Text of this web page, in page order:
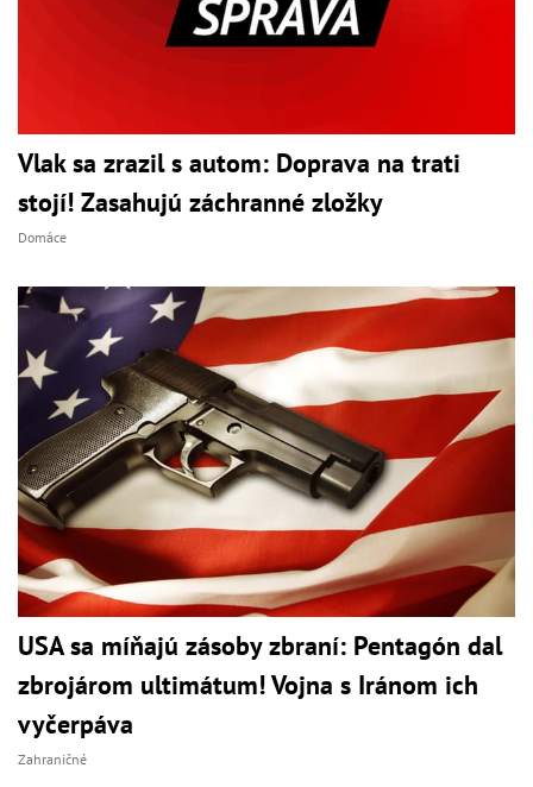
Vlak sa zrazil s autom: Doprava na trati
stojí! Zasahujú záchranné zložky
Domáce
USA sa míňajú zásoby zbraní: Pentagón dal
zbrojárom ultimátum! Vojna s Iránom ich
vyčerpáva
Zahraničné